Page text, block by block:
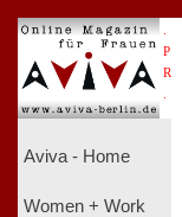
P
R
Aviva - Home
Women + Work